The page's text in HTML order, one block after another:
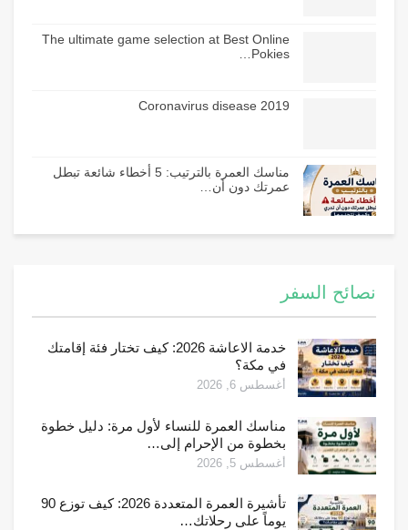
The ultimate game selection at Best Online
Pokies…
Coronavirus disease 2019
مناسك العمرة بالترتيب: 5 أخطاء شائعة تبطل
عمرتك دون أن…
نصائح السفر
خدمة الاعاشة 2026: كيف تختار فئة إقامتك
في مكة؟
أغسطس 6, 2026
مناسك العمرة للنساء لأول مرة: دليل خطوة
بخطوة من الإحرام إلى…
أغسطس 5, 2026
تأشيرة العمرة المتعددة 2026: كيف توزع 90
يوماً على رحلاتك…